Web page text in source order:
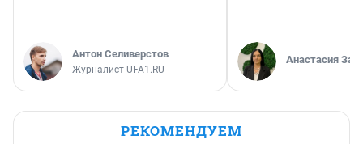
Антон Селиверстов
Журналист UFA1.RU
Анастасия
РЕКОМЕНДУЕМ